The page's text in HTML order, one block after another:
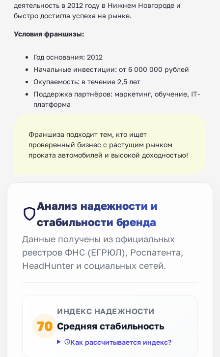
деятельность в 2012 году в Нижнем Новгороде и
быстро достигла успеха на рынке.
Условия франшизы:
Год основания: 2012
Начальные инвестиции: от 6 000 000 рублей
Окупаемость: в течение 2,5 лет
Поддержка партнёров: маркетинг, обучение, IT-
платформа
Франшиза подходит тем, кто ищет
проверенный бизнес с растущим рынком
проката автомобилей и высокой доходностью!
Анализ надежности и
стабильности бренда
Данные получены из официальных
реестров ФНС (ЕГРЮЛ), Роспатента,
HeadHunter и социальных сетей.
70
ИНДЕКС НАДЕЖНОСТИ
Средняя стабильность
Как рассчитывается индекс?